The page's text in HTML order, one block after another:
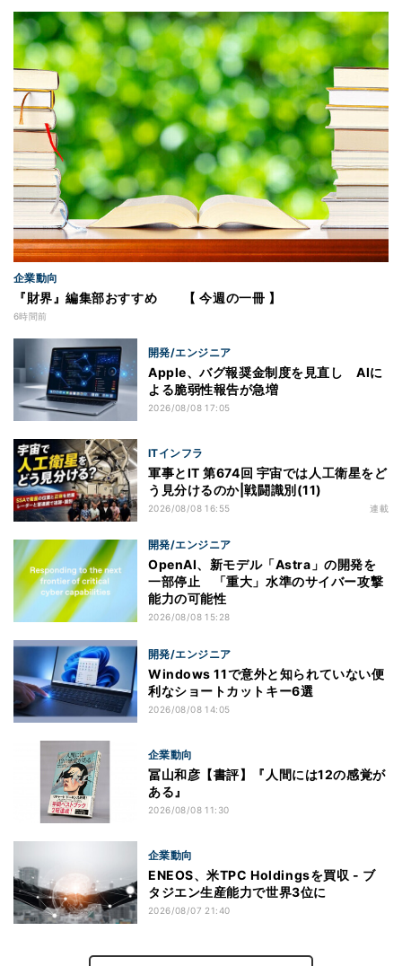
企業動向
『財界』編集部おすすめ 【 今週の一冊 】
6時間前
開発/エンジニア
Apple、バグ報奨金制度を見直し AIに
よる脆弱性報告が急増
2026/08/08 17:05
ITインフラ
軍事とIT 第674回 宇宙では人工衛星をど
う見分けるのか|戦闘識別(11)
2026/08/08 16:55 連載
開発/エンジニア
OpenAI、新モデル「Astra」の開発を
一部停止 「重大」水準のサイバー攻撃
能力の可能性
2026/08/08 15:28
開発/エンジニア
Windows 11で意外と知られていない便
利なショートカットキー6選
2026/08/08 14:05
企業動向
冨山和彦【書評】『人間には12の感覚が
ある』
2026/08/08 11:30
企業動向
ENEOS、米TPC Holdingsを買収 - ブ
タジエン生産能力で世界3位に
2026/08/07 21:40